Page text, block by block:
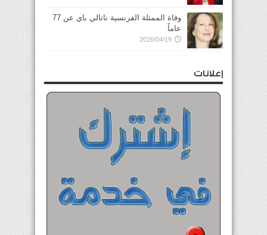
وفاة الممثلة الفرنسية ناتالي باي عن 77
عاماً
2026/04/19
إعلانات